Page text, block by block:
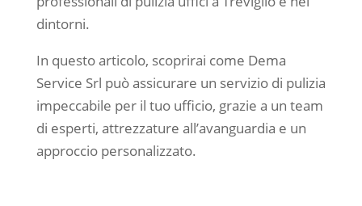
dintorni.
In questo articolo, scoprirai come Dema
Service Srl può assicurare un servizio di pulizia
impeccabile per il tuo ufficio, grazie a un team
di esperti, attrezzature all’avanguardia e un
approccio personalizzato.